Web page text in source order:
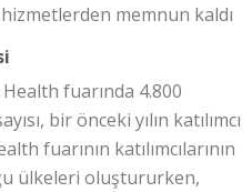
memnun kaldı
fuarında 4.800
bir önceki yılın katılımcı
fuarının katılımcılarının
ülkeleri oluştururken,